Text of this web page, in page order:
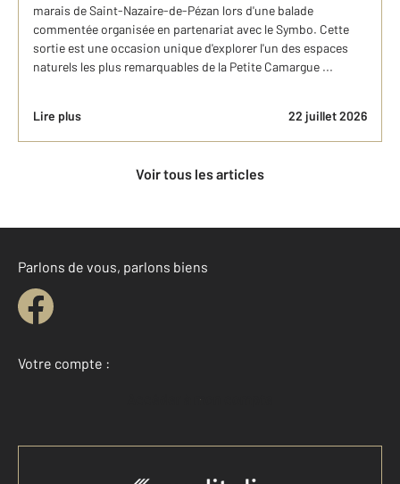
marais de Saint-Nazaire-de-Pézan lors d'une balade
commentée organisée en partenariat avec le Symbo. Cette
sortie est une occasion unique d'explorer l'un des espaces
naturels les plus remarquables de la Petite Camargue ...
Lire plus 22 juillet 2026
Voir tous les articles
Parlons de vous, parlons biens
Votre compte :
Accéder à mon compte